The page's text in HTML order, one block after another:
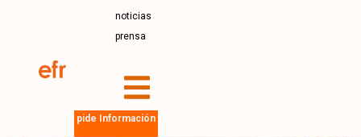
noticias
prensa
pide Información